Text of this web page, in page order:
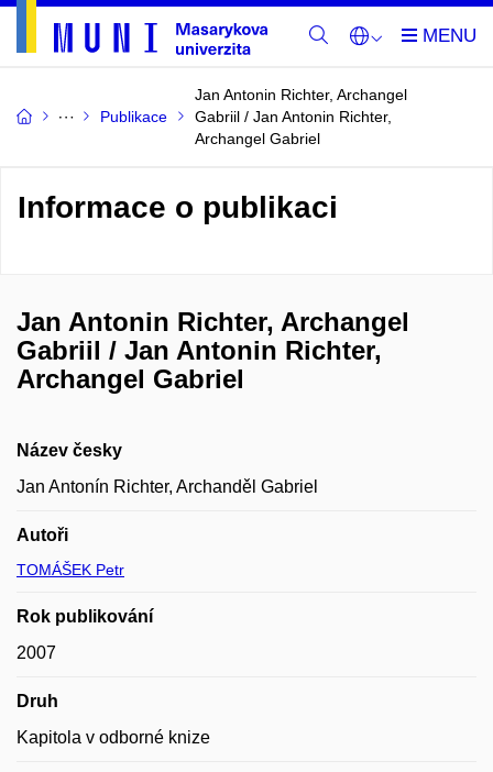
Publikace
Jan Antonin Richter, Archangel
Gabriil / Jan Antonin Richter,
Archangel Gabriel
Informace o publikaci
Jan Antonin Richter, Archangel
Gabriil / Jan Antonin Richter,
Archangel Gabriel
Název česky
Jan Antonín Richter, Archanděl Gabriel
Autoři
TOMÁŠEK Petr
Rok publikování
2007
Druh
Kapitola v odborné knize